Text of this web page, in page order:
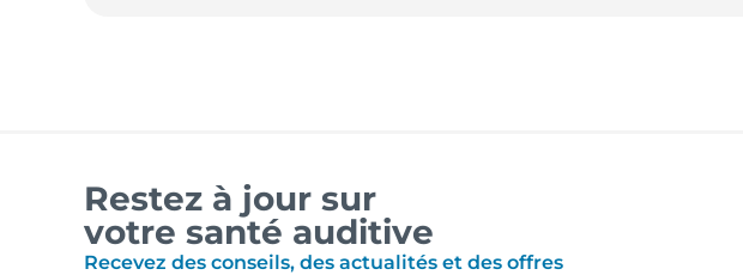
Restez à jour sur
votre santé auditive
Recevez des conseils, des actualités et des offres